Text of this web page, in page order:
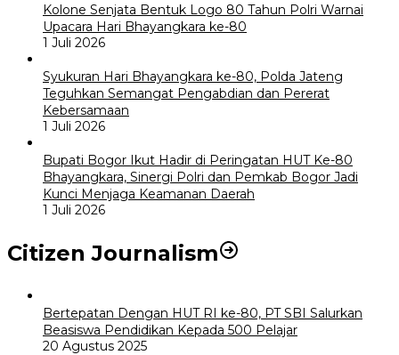
Kolone Senjata Bentuk Logo 80 Tahun Polri Warnai
Upacara Hari Bhayangkara ke-80
1 Juli 2026
Syukuran Hari Bhayangkara ke-80, Polda Jateng
Teguhkan Semangat Pengabdian dan Pererat
Kebersamaan
1 Juli 2026
Bupati Bogor Ikut Hadir di Peringatan HUT Ke-80
Bhayangkara, Sinergi Polri dan Pemkab Bogor Jadi
Kunci Menjaga Keamanan Daerah
1 Juli 2026
Citizen Journalism
Bertepatan Dengan HUT RI ke-80, PT SBI Salurkan
Beasiswa Pendidikan Kepada 500 Pelajar
20 Agustus 2025